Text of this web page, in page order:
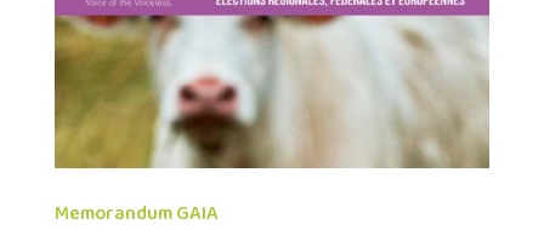
Memorandum GAIA